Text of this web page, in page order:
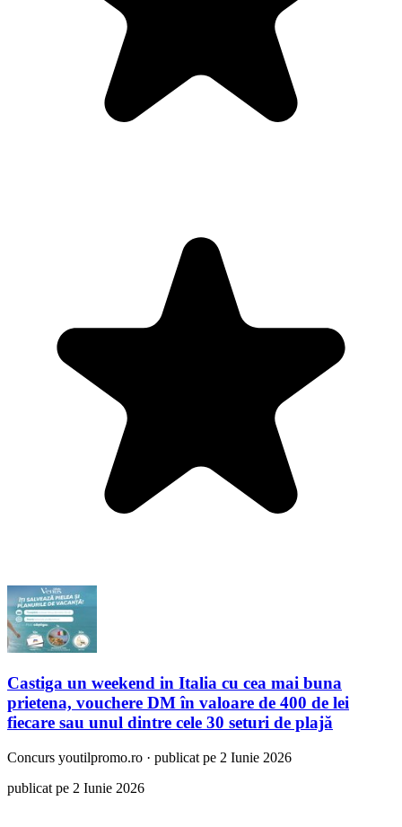
Castiga un weekend in Italia cu cea mai buna
prietena, vouchere DM în valoare de 400 de lei
fiecare sau unul dintre cele 30 seturi de plajă
Concurs youtilpromo.ro · publicat pe 2 Iunie 2026
publicat pe 2 Iunie 2026